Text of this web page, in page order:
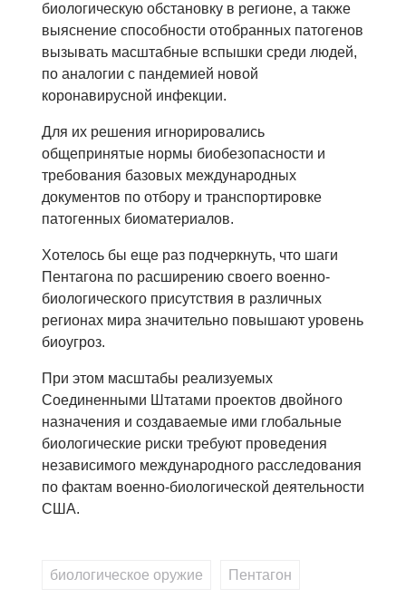
биологическую обстановку в регионе, а также
выяснение способности отобранных патогенов
вызывать масштабные вспышки среди людей,
по аналогии с пандемией новой
коронавирусной инфекции.
Для их решения игнорировались
общепринятые нормы биобезопасности и
требования базовых международных
документов по отбору и транспортировке
патогенных биоматериалов.
Хотелось бы еще раз подчеркнуть, что шаги
Пентагона по расширению своего военно-
биологического присутствия в различных
регионах мира значительно повышают уровень
биоугроз.
При этом масштабы реализуемых
Соединенными Штатами проектов двойного
назначения и создаваемые ими глобальные
биологические риски требуют проведения
независимого международного расследования
по фактам военно-биологической деятельности
США.
биологическое оружие Пентагон